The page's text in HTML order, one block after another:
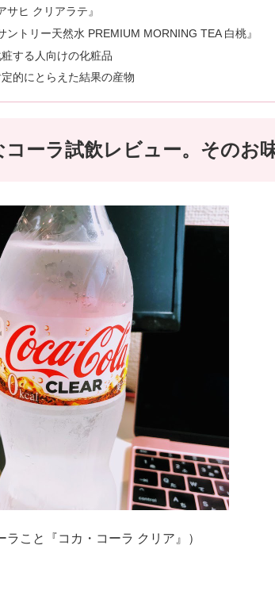
サヒ クリアラテ』
ントリー天然水 PREMIUM MORNING TEA 白桃』
する人向けの化粧品
的にとらえた結果の産物
コーラ試飲レビュー。そのお
ラこと『コカ・コーラ クリア』）